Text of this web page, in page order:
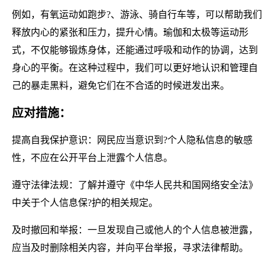
例如，有氧运动如跑步?、游泳、骑自行车等，可以帮助我们
释放内心的紧张和压力，提升心情。瑜伽和太极等运动形
式，不仅能够锻炼身体，还能通过呼吸和动作的协调，达到
身心的平衡。在这种过程中，我们可以更好地认识和管理自
己的暴走黑料，避免它们在不合适的时候迸发出来。
应对措施：
提高自我保护意识：网民应当意识到?个人隐私信息的敏感
性，不应在公开平台上泄露个人信息。
遵守法律法规：了解并遵守《中华人民共和国网络安全法》
中关于个人信息保?护的相关规定。
及时撤回和举报：一旦发现自己或他人的个人信息被泄露，
应当及时删除相关内容，并向平台举报，寻求法律帮助。